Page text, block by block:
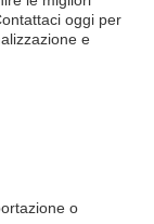
oggi per
e
o